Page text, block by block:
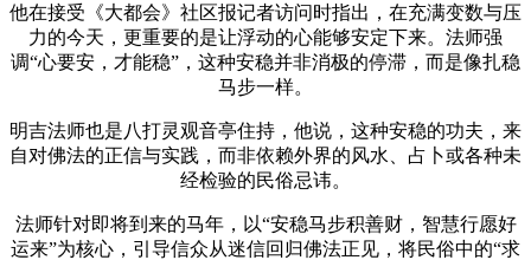
他在接受《大都会》社区报记者访问时指出，在充满变数与压
力的今天，更重要的是让浮动的心能够安定下来。法师强
调“心要安，才能稳”，这种安稳并非消极的停滞，而是像扎稳
马步一样。
明吉法师也是八打灵观音亭住持，他说，这种安稳的功夫，来
自对佛法的正信与实践，而非依赖外界的风水、占卜或各种未
经检验的民俗忌讳。
法师针对即将到来的马年，以“安稳马步积善财，智慧行愿好
运来”为核心，引导信众从迷信回归佛法正见，将民俗中的“求